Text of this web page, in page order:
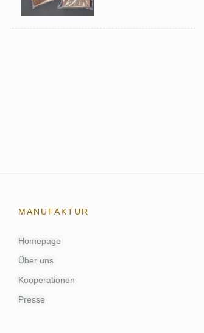
MANUFAKTUR
Homepage
Über uns
Kooperationen
Presse